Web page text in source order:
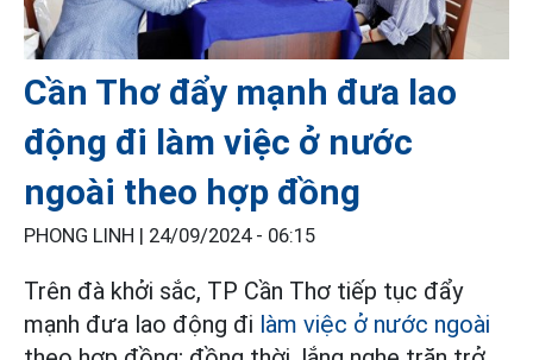
Cần Thơ đẩy mạnh đưa lao
động đi làm việc ở nước
ngoài theo hợp đồng
PHONG LINH | 24/09/2024 - 06:15
Trên đà khởi sắc, TP Cần Thơ tiếp tục đẩy
mạnh đưa lao động đi làm việc ở nước ngoài